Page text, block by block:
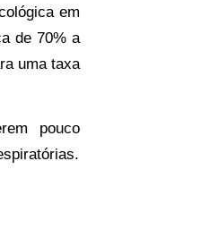
em
de 70% a
uma taxa
pouco